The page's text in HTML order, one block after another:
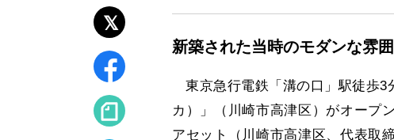
新築された当時のモダンな雰
東京急行電鉄「溝の口」駅徒歩3
カ）」（川崎市高津区）がオープ
アセット（川崎市高津区、代表取